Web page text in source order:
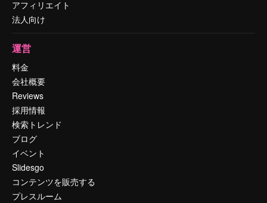
アフィリエイト
法人向け
運営
料金
会社概要
Reviews
採用情報
検索トレンド
ブログ
イベント
Slidesgo
コンテンツを販売する
プレスルーム